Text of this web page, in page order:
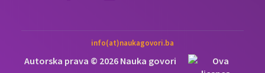
info(at)naukagovori.ba
Autorska prava © 2026 Nauka govori